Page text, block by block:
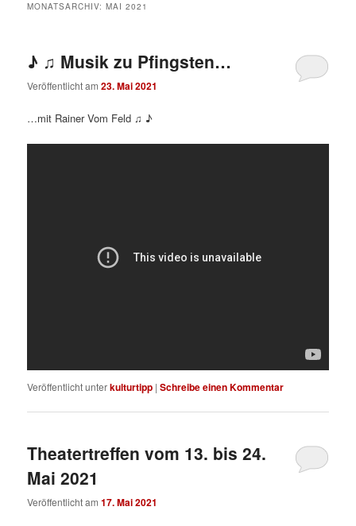
MONATSARCHIV:MAI 2021
♪ ♫ Musik zu Pfingsten…
Veröffentlicht am23. Mai 2021
…mit Rainer Vom Feld ♫ ♪
Veröffentlicht unterkulturtipp |Schreibe einen Kommentar
Theatertreffen vom 13. bis 24.
Mai 2021
Veröffentlicht am17. Mai 2021